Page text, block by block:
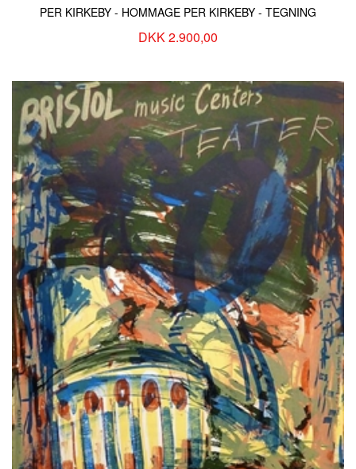
PER KIRKEBY - HOMMAGE PER KIRKEBY - TEGNING
DKK 2.900,00